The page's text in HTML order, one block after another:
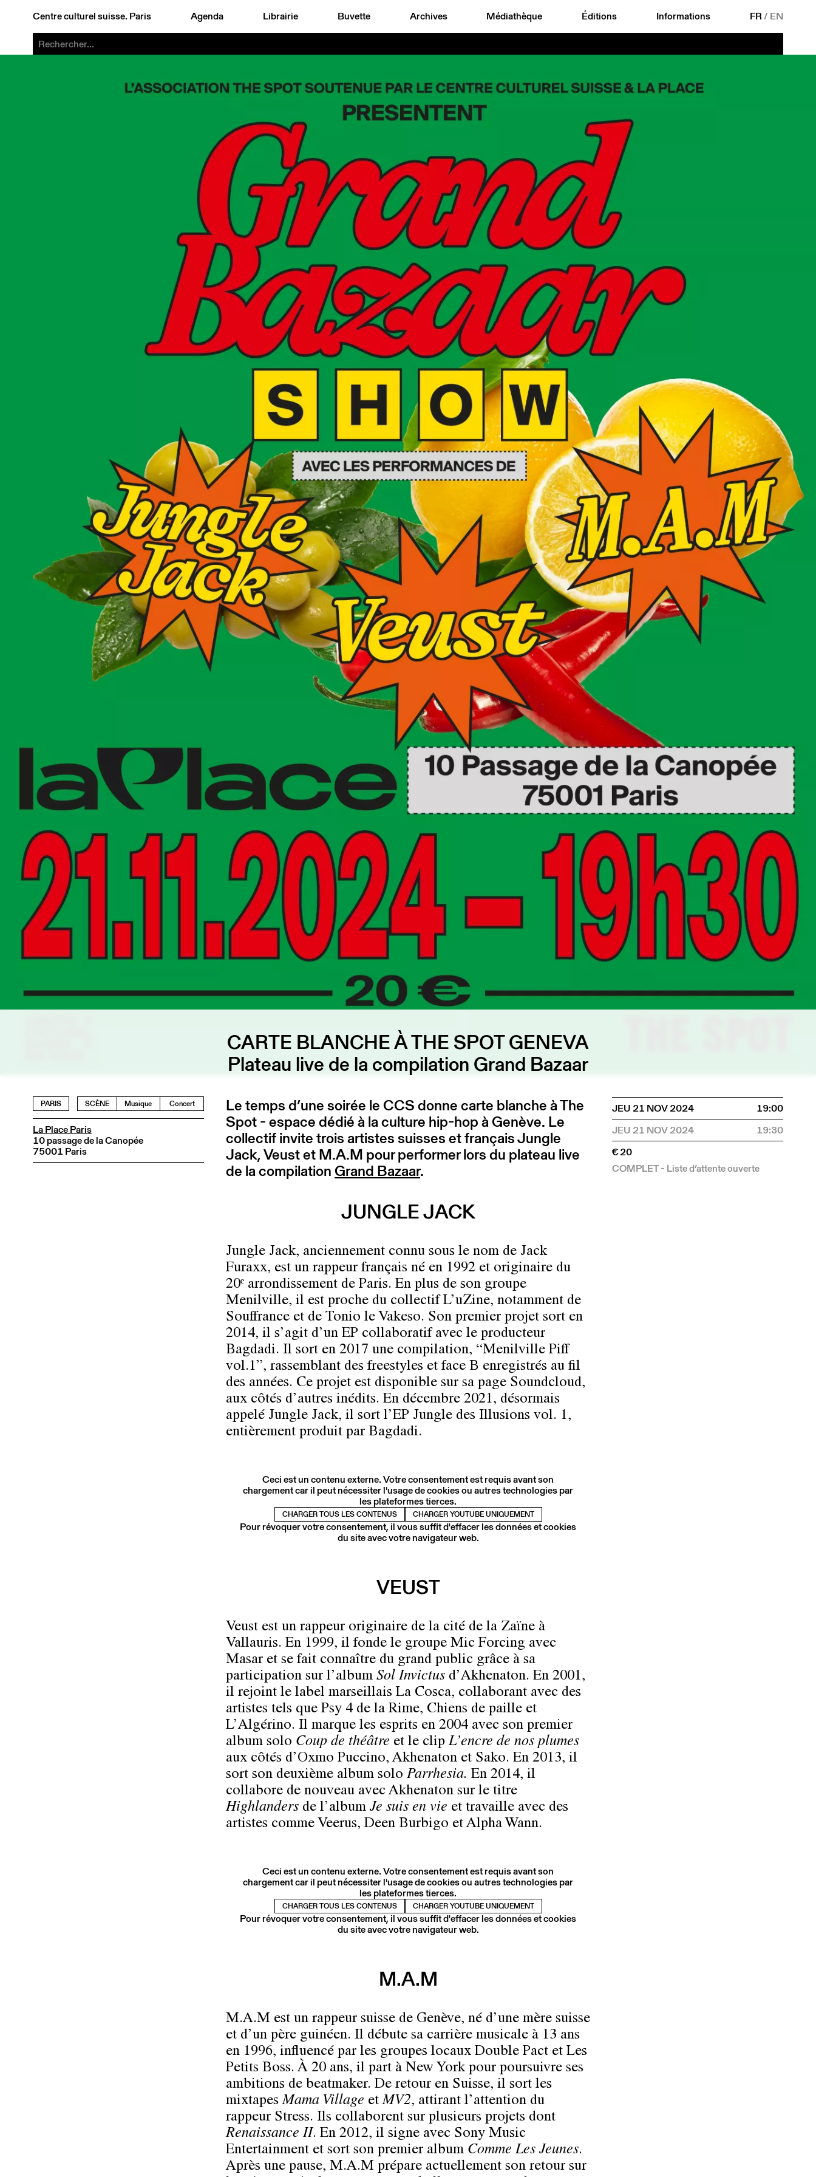
Centre culturel suisse. Paris Agenda Librairie Buvette Archives Médiathèque Éditions Informations FR/ EN
CARTE BLANCHE À THE SPOT GENEVA
Plateau live de la compilation Grand Bazaar
PARIS SCÈNE Musique Concert
La Place Paris
10 passage de la Canopée
75001 Paris
Le temps d’une soirée le CCS donne carte blanche à The
Spot - espace dédié à la culture hip-hop à Genève. Le
collectif invite trois artistes suisses et français Jungle
Jack, Veust et M.A.M pour performer lors du plateau live
de la compilationGrand Bazaar.
JUNGLE JACK
Jungle Jack, anciennement connu sous le nom de Jack
Furaxx, est un rappeur français né en 1992 et originaire du
20ᵉ arrondissement de Paris. En plus de son groupe
Menilville, il est proche du collectif L’uZine, notamment de
Souffrance et de Tonio le Vakeso. Son premier projet sort en
2014, il s’agit d’un EP collaboratif avec le producteur
Bagdadi. Il sort en 2017 une compilation, “Menilville Piff
vol.1”, rassemblant des freestyles et face B enregistrés au fil
des années. Ce projet est disponible sur sa page Soundcloud,
aux côtés d’autres inédits. En décembre 2021, désormais
appelé Jungle Jack, il sort l’EP Jungle des Illusions vol. 1,
entièrement produit par Bagdadi.
Ceci est un contenu externe. Votre consentement est requis avant son
chargement car il peut nécessiter l'usage de cookies ou autres technologies par
les plateformes tierces.
CHARGER TOUS LES CONTENUS CHARGER YOUTUBE UNIQUEMENT
Pour révoquer votre consentement, il vous suffit d'effacer les données et cookies
du site avec votre navigateur web.
VEUST
Veust est un rappeur originaire de la cité de la Zaïne à
Vallauris. En 1999, il fonde le groupe Mic Forcing avec
Masar et se fait connaître du grand public grâce à sa
participation sur l’album Sol Invictus d’Akhenaton. En 2001,
il rejoint le label marseillais La Cosca, collaborant avec des
artistes tels que Psy 4 de la Rime, Chiens de paille et
L’Algérino. Il marque les esprits en 2004 avec son premier
album solo Coup de théâtre et le clip L’encre de nos plumes
aux côtés d’Oxmo Puccino, Akhenaton et Sako. En 2013, il
sort son deuxième album solo Parrhesia. En 2014, il
collabore de nouveau avec Akhenaton sur le titre
Highlanders de l’album Je suis en vie et travaille avec des
artistes comme Veerus, Deen Burbigo et Alpha Wann.
Ceci est un contenu externe. Votre consentement est requis avant son
chargement car il peut nécessiter l'usage de cookies ou autres technologies par
les plateformes tierces.
CHARGER TOUS LES CONTENUS CHARGER YOUTUBE UNIQUEMENT
Pour révoquer votre consentement, il vous suffit d'effacer les données et cookies
du site avec votre navigateur web.
M.A.M
M.A.M est un rappeur suisse de Genève, né d’une mère suisse
et d’un père guinéen. Il débute sa carrière musicale à 13 ans
en 1996, influencé par les groupes locaux Double Pact et Les
Petits Boss. À 20 ans, il part à New York pour poursuivre ses
ambitions de beatmaker. De retour en Suisse, il sort les
mixtapesMama Village etMV2, attirant l’attention du
rappeur Stress. Ils collaborent sur plusieurs projets dont
Renaissance II. En 2012, il signe avec Sony Music
Entertainment et sort son premier album Comme Les Jeunes.
Après une pause, M.A.M prépare actuellement son retour sur
JEU 21 NOV 2024
19:00
JEU 21 NOV 2024
19:30
€ 20
COMPLET - Liste d’attente ouverte